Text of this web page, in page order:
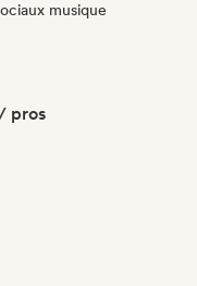
musique
pros